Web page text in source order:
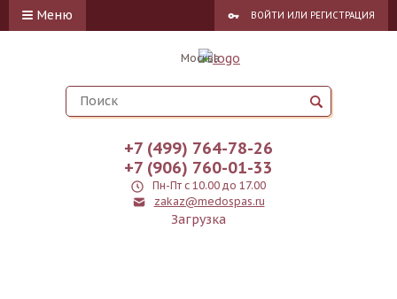
Меню ВОЙТИ ИЛИ РЕГИСТРАЦИЯ
Москва
+7 (499) 764-78-26
+7 (906) 760-01-33
Пн-Пт с 10.00 до 17.00
zakaz@medospas.ru
Загрузка